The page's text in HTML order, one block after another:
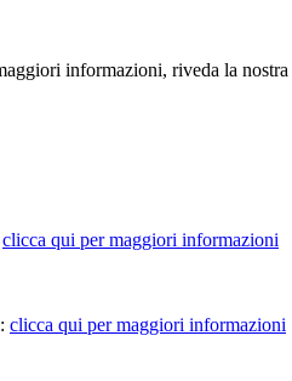
informazioni, riveda la nostra
clicca qui per maggiori informazioni
clicca qui per maggiori informazioni